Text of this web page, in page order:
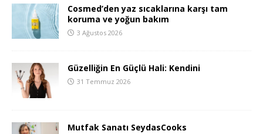
Cosmed’den yaz sıcaklarına karşı tam
koruma ve yoğun bakım
3 Ağustos 2026
Güzelliğin En Güçlü Hali: Kendini
31 Temmuz 2026
Mutfak Sanatı SeydasCooks